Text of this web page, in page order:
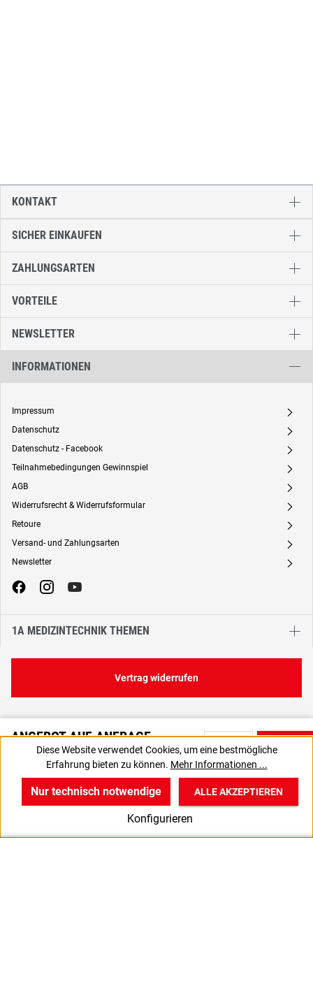
ANGEBOT AUF ANFRAGE
Bitte nutzen Sie die Produktanfrage, um ein individuelles Angebot
von uns zu erhalten.
SICHER EINKAUFEN
ZAHLUNGSARTEN
VORTEILE
NEWSLETTER
INFORMATIONEN
Impressum A
Datenschutz A
Datenschutz - Facebook A
Teilnahmebedingungen Gewinnspiel A
AGB A
Widerrufsrecht & Widerrufsformular A
Retoure A
Versand- und Zahlungsarten A
Newsletter A
1A MEDIZINTECHNIK THEMEN
KONTAKT
Vertrag widerrufen
Diese Website verwendet Cookies, um eine bestmögliche
Erfahrung bieten zu können. Mehr Informationen ...
Nur technisch notwendige
Konfigurieren
ALLE AKZEPTIEREN
v
Produkte
B